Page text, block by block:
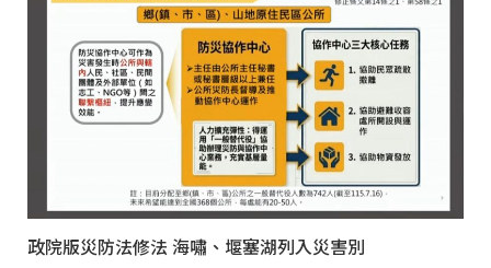
政院版災防法修法 海嘯、堰塞湖列入災害別